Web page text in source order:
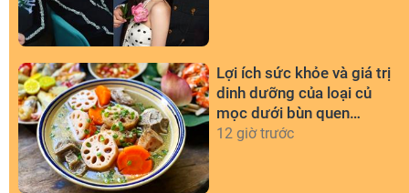
Lợi ích sức khỏe và giá trị
dinh dưỡng của loại củ
mọc dưới bùn quen
thuộc
12 giờ trước